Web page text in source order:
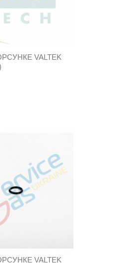
VALTEK
VALTEK